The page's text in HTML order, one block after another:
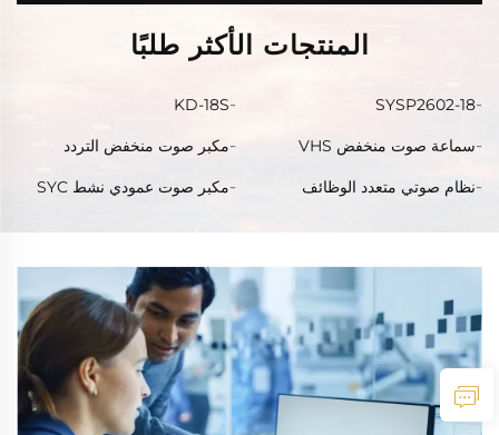
المنتجات الأكثر طلبًا
SYSP2602-18
KD-18S
سماعة صوت منخفض VHS
مكبر صوت منخفض التردد
نظام صوتي متعدد الوظائف
مكبر صوت عمودي نشط SYC